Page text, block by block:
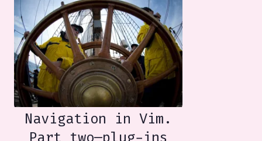
Navigation in Vim.